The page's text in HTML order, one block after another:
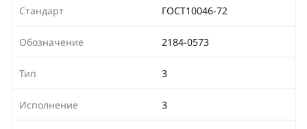
Стандарт ГОСТ10046-72
Обозначение 2184-0573
Тип 3
Исполнение 3